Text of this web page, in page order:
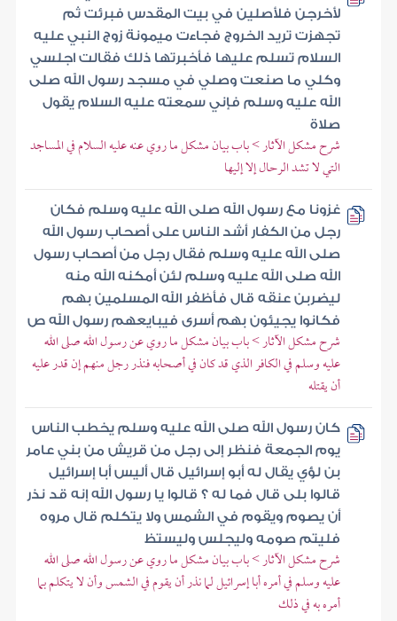
لأخرجن فلأصلين في بيت المقدس فبرئت ثم
تجهزت تريد الخروج فجاءت ميمونة زوج النبي عليه
السلام تسلم عليها فأخبرتها ذلك فقالت اجلسي
وكلي ما صنعت وصلي في مسجد رسول الله صلى
الله عليه وسلم فإني سمعته عليه السلام يقول
صلاة
شرح مشكل الآثار > باب بيان مشكل ما روي عنه عليه السلام في المساجد
التي لا تشد الرحال إلا إليها
غزونا مع رسول الله صلى الله عليه وسلم فكان
رجل من الكفار أشد الناس على أصحاب رسول الله
صلى الله عليه وسلم فقال رجل من أصحاب رسول
الله صلى الله عليه وسلم لئن أمكنه الله منه
ليضربن عنقه قال فأظفر الله المسلمين بهم
فكانوا يجيئون بهم أسرى فيبايعهم رسول الله ص
شرح مشكل الآثار > باب بيان مشكل ما روي عن رسول الله صلى الله
عليه وسلم في الكافر الذي قد كان في أصحابه فنذر رجل منهم إن قدر عليه
أن يقتله
كان رسول الله صلى الله عليه وسلم يخطب الناس
يوم الجمعة فنظر إلى رجل من قريش من بني عامر
بن لؤي يقال له أبو إسرائيل قال أليس أبا إسرائيل
قالوا بلى قال فما له ؟ قالوا يا رسول الله إنه قد نذر
أن يصوم ويقوم في الشمس ولا يتكلم قال مروه
فليتم صومه وليجلس وليستظ
شرح مشكل الآثار > باب بيان مشكل ما روي عن رسول الله صلى الله
عليه وسلم في أمره أبا إسرائيل لما نذر أن يقوم في الشمس وأن لا يتكلم بما
أمره به في ذلك